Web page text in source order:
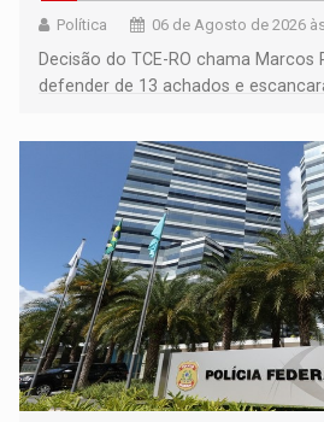
Política 06 de Agosto de 2026
Decisão do TCE-RO chama Marcos
defender de 13 achados e
mandato